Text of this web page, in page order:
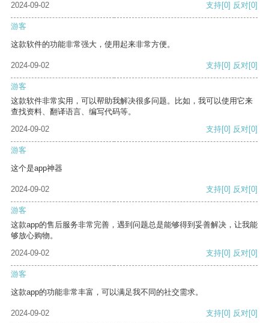
2024-09-02
支持[0] 反对[0]
游客
这款软件的功能非常强大，使用起来非常方便。
2024-09-02 支持[0] 反对[0]
游客
这款软件非常实用，可以帮助我解决很多问题。比如，我可以使用它来
查找资料、翻译语言、编写代码等。
2024-09-02
支持[0] 反对[0]
游客
这个是app神器
2024-09-02 支持[0] 反对[0]
游客
这款app的售后服务非常完善，遇到问题总是能够得到妥善解决，让我能
够放心购物。
2024-09-02
支持[0] 反对[0]
游客
这款app的功能非常丰富，可以满足我不同的社交需求。
2024-09-02 支持[0] 反对[0]